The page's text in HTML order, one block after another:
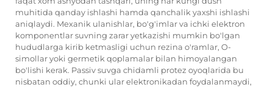
muhitida qanday ishlashi hamda qanchalik yaxshi ishlashi
aniqlaydi. Mexanik ulanishlar, bo'g'imlar va ichki elektron
komponentlar suvning zarar yetkazishi mumkin bo'lgan
hududlarga kirib ketmasligi uchun rezina o'ramlar, O-
simollar yoki germetik qoplamalar bilan himoyalangan
bo'lishi kerak. Passiv suvga chidamli protez oyoqlarida bu
nisbatan oddiy, chunki ular elektronikadan foydalanmaydi,